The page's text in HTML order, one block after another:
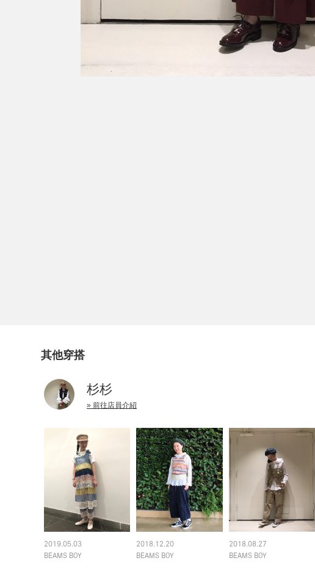
其他穿搭
杉杉
» 前往店員介紹
2019.05.03
BEAMS BOY
2018.12.20
BEAMS BOY
2018.08.27
BEAMS BOY